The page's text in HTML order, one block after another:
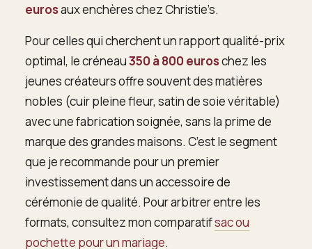
eurosaux enchères chez Christie’s.
Pour celles qui cherchent un rapport qualité-prix
optimal, le créneau350 à 800 euroschez les
jeunes créateurs offre souvent des matières
nobles (cuir pleine fleur, satin de soie véritable)
avec une fabrication soignée, sans la prime de
marque des grandes maisons. C’est le segment
que je recommande pour un premier
investissement dans un accessoire de
cérémonie de qualité. Pour arbitrer entre les
formats, consultez mon comparatifsac ou
pochette pour un mariage.